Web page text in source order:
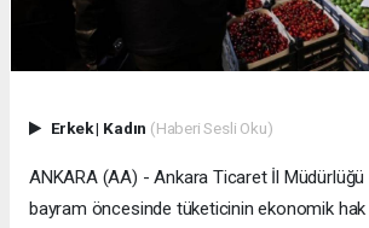
Erkek| Kadın (Haberi Sesli Oku)
ANKARA (AA) - Ankara Ticaret İl Müdürlüğü
bayram öncesinde tüketicinin ekonomik hak